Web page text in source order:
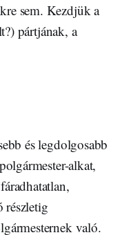
sem. Kezdjük a
pártjának, a
és legdolgosabb
alkat,
részletig
való.